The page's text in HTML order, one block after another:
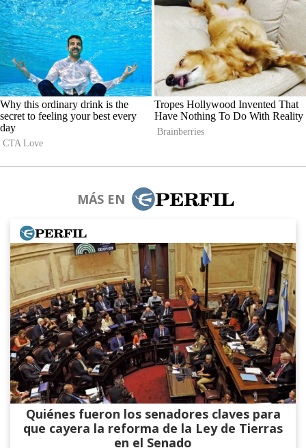
MÁS EN
Quiénes fueron los senadores claves para
que cayera la reforma de la Ley de Tierras
en el Senado